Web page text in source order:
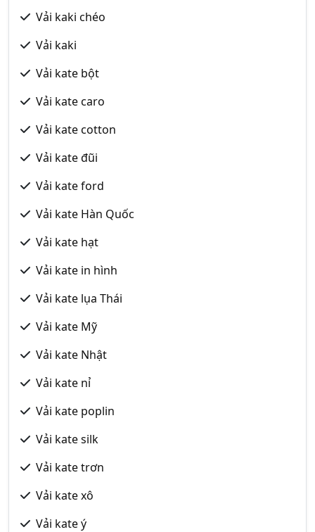
Vải kaki chéo
Vải kaki
Vải kate bột
Vải kate caro
Vải kate cotton
Vải kate đũi
Vải kate ford
Vải kate Hàn Quốc
Vải kate hạt
Vải kate in hình
Vải kate lụa Thái
Vải kate Mỹ
Vải kate Nhật
Vải kate nỉ
Vải kate poplin
Vải kate silk
Vải kate trơn
Vải kate xô
Vải kate ý